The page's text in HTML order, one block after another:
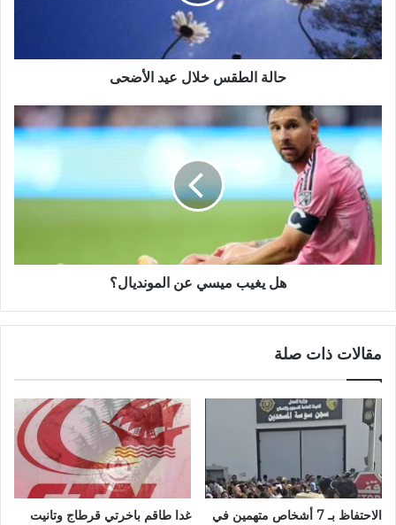
حالة الطقس خلال عيد الأضحى
هل يغيب ميسي عن المونديال؟
مقالات ذات صلة
الاحتفاظ بـ 7 أشخاص متهمين في
غدا طاقم باخرتي قرطاج وتانيت